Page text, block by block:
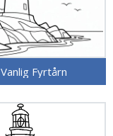
Vanlig Fyrtårn